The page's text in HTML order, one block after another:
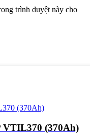
trình duyệt này cho
(370Ah)